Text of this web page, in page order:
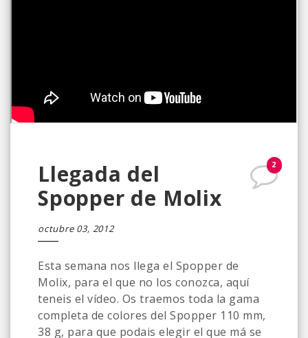
2
Llegada del
Spopper de Molix
octubre 03, 2012
Esta semana nos llega el Spopper de
Molix, para el que no los conozca, aquí
teneis el vídeo. Os traemos toda la gama
completa de colores del Spopper 110 mm,
38 g, para que podais elegir el que má se